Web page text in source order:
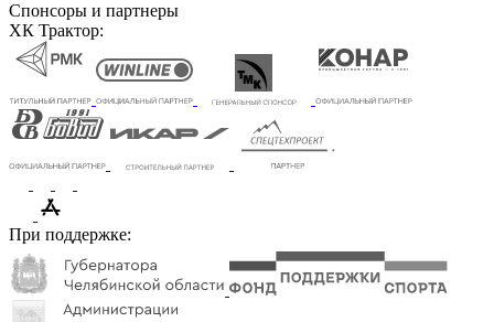
Спонсоры и партнеры
ХК Трактор:
При поддержке: